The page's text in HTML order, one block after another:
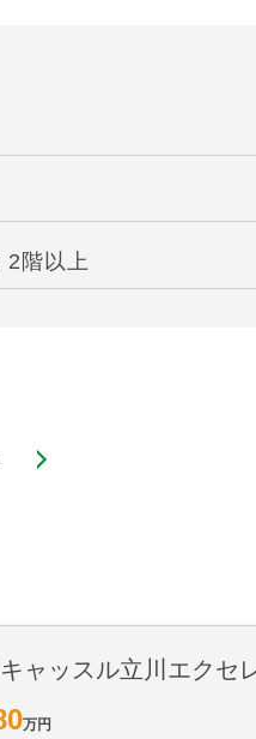
階以上
ャッスル立川エクセ
万円